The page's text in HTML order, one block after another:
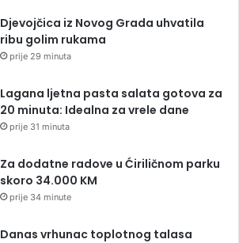
Djevojčica iz Novog Grada uhvatila
ribu golim rukama
prije 29 minuta
Lagana ljetna pasta salata gotova za
20 minuta: Idealna za vrele dane
prije 31 minuta
Za dodatne radove u Ćiriličnom parku
skoro 34.000 KM
prije 34 minute
Danas vrhunac toplotnog talasa